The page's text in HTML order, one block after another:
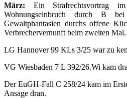
März: Ein Strafrechtsvortrag
Wohnungseinbruch durch B
Gewaltphantasien durchs offene
Verbrechervernunft beim zweiten Mal.
LG Hannover 99 KLs 3/25 war zu
VG Wiesbaden 7 L 392/26.Wi kam
Der EuGH-Fall C 258/24 kam im
Ansage dran.